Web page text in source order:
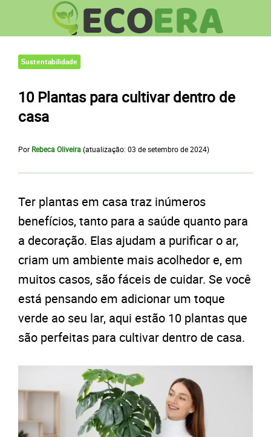
Sustentabilidade
10 Plantas para cultivar dentro de
casa
Por Rebeca Oliveira(atualização: 03 de setembro de 2024)
Ter plantas em casa traz inúmeros
benefícios, tanto para a saúde quanto para
a decoração. Elas ajudam a purificar o ar,
criam um ambiente mais acolhedor e, em
muitos casos, são fáceis de cuidar. Se você
está pensando em adicionar um toque
verde ao seu lar, aqui estão 10 plantas que
são perfeitas para cultivar dentro de casa.